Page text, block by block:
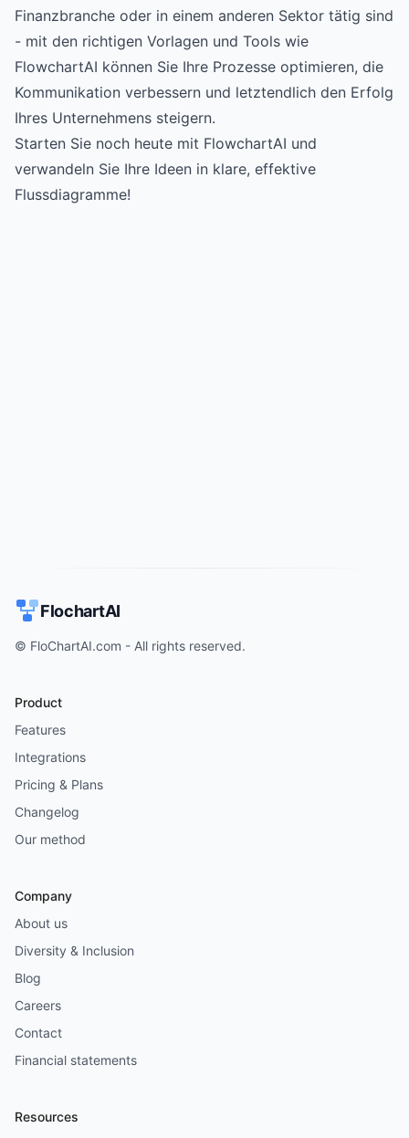
Finanzbranche oder in einem anderen Sektor tätig sind
- mit den richtigen Vorlagen und Tools wie
FlowchartAI können Sie Ihre Prozesse optimieren, die
Kommunikation verbessern und letztendlich den Erfolg
Ihres Unternehmens steigern.
Starten Sie noch heute mit FlowchartAI und
verwandeln Sie Ihre Ideen in klare, effektive
Flussdiagramme!
FlochartAI
© FloChartAI.com - All rights reserved.
Product
Features
Integrations
Pricing & Plans
Changelog
Our method
Company
About us
Diversity & Inclusion
Blog
Careers
Contact
Financial statements
Resources